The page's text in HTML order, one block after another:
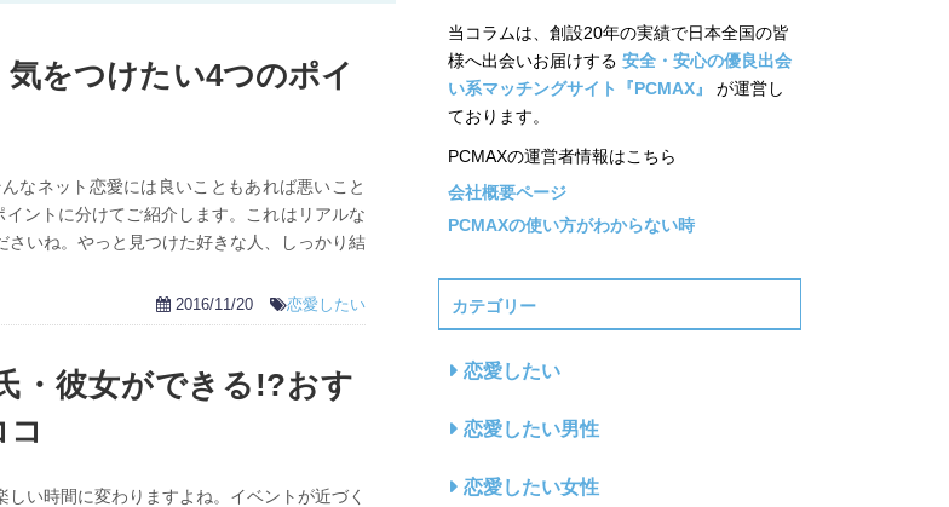
をつけたい4つのポイ
なネット恋愛には良いこともあれば悪いこと
ントに分けてご紹介します。これはリアルな
いね。やっと見つけた好きな人、しっかり結
2016/11/20 恋愛したい
・彼女ができる!?おす
い時間に変わりますよね。イベントが近づく
当コラムは、創設20年の実績で日本全国の皆
様へ出会いお届けする 安全・安心の優良出会
い系マッチングサイト『PCMAX』
が運営し
ております。
PCMAXの運営者情報はこちら
会社概要ページ
PCMAXの使い方がわからない時
カテゴリー
恋愛したい
恋愛したい男性
恋愛したい女性